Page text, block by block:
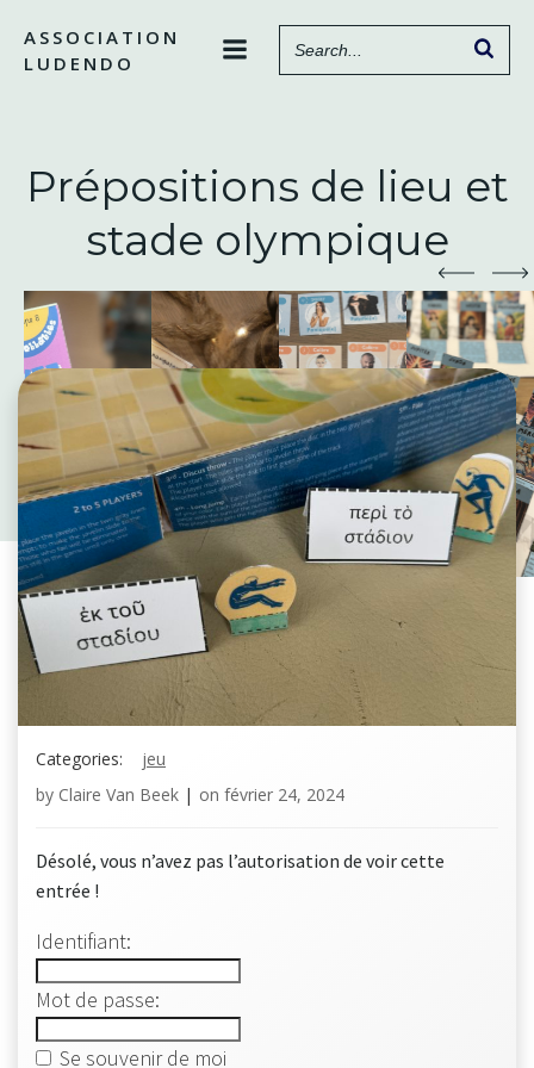
contenu
ASSOCIATION
LUDENDO
Prépositions de lieu et
stade olympique
Categories:
jeu
by Claire Van Beek | on février 24, 2024
Désolé, vous n’avez pas l’autorisation de voir cette
entrée !
Identifiant:
Mot de passe:
Se souvenir de moi